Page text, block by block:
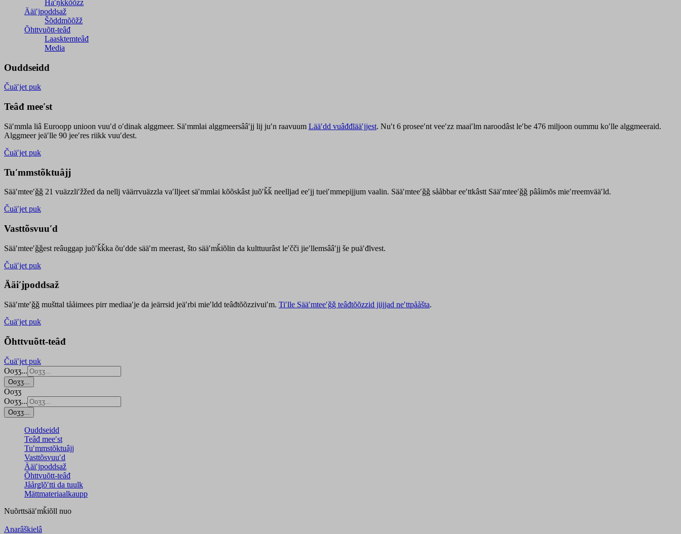
Haʹŋǩǩõõzz
Ääiʹjpoddsaž
Šõddmõõžž
Õhttvuõtt-teâđ
Laasktemteâđ
Media
Ouddseidd
Čuäʹjet puk
Teâđ meeʹst
Säʹmmla liâ Euroopp unioon vuuʹd oʹdinak alggmeer. Säʹmmlai alggmeersââʹjj lij juʹn raavuum Lääʹdd vuâđđlääʹjjest. Nuʹt 6 proseeʹnt veeʹzz maaiʹlm naroodâst leʹbe 476 miljoon oummu koʹlle alggmeeraid.
Alggmeer jeäʹlle 90 jeeʹres riikk vuuʹdest.
Čuäʹjet puk
Tuʹmmstõktuâjj
Sääʹmteeʹǧǧ 21 vuäzzliʹžžed da nellj väärrvuäzzla vaʹlljeet säʹmmlai kõõskâst juõʹǩǩ neelljad eeʹjj tueiʹmmepijjum vaalin. Sääʹmteeʹǧǧ sååbbar eeʹttkâstt Sääʹmteeʹǧǧ pââimõs mieʹrreemvääʹld.
Čuäʹjet puk
Vasttõsvuuʹd
Sääʹmteeʹǧǧest reâuggap juõʹǩǩka õuʹdde sääʹm meerast, što sääʹmǩiõlin da kulttuurâst leʹčči jieʹllemsââʹjj še puäʹđlvest.
Čuäʹjet puk
Ääiʹjpoddsaž
Sääʹmteʹǧǧ mušttal tååimees pirr mediaaʹje da jeärrsid jeäʹrbi mieʹldd teâđtõõzzivuiʹm. Tiʹlle Sääʹmteeʹǧǧ teâđtõõzzid jiijjad neʹttpååšta.
Čuäʹjet puk
Õhttvuõtt-teâđ
Čuäʹjet puk
Ooʒʒ...
Ooʒʒ...
Ooʒʒ
Ooʒʒ...
Ooʒʒ...
Ouddseidd
Teâđ meeʹst
Tuʹmmstõktuâjj
Vasttõsvuuʹd
Ääiʹjpoddsaž
Õhttvuõtt-teâđ
Jåårǥlõʹtti da tuulk
Mättmateriaalkaupp
Nuõrttsääʹmǩiõll nuo
Anarâškielâ